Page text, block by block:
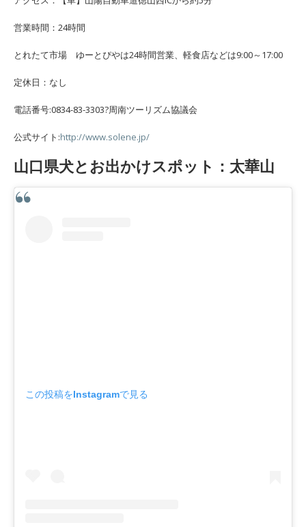
営業時間：24時間
とれたて市場 ゆーとぴやは24時間営業、軽食店などは9:00～17:00
定休日：なし
電話番号:0834-83-3303?周南ツーリズム協議会
公式サイト:http://www.solene.jp/
山口県犬とお出かけスポット：太華山
この投稿をInstagramで見る